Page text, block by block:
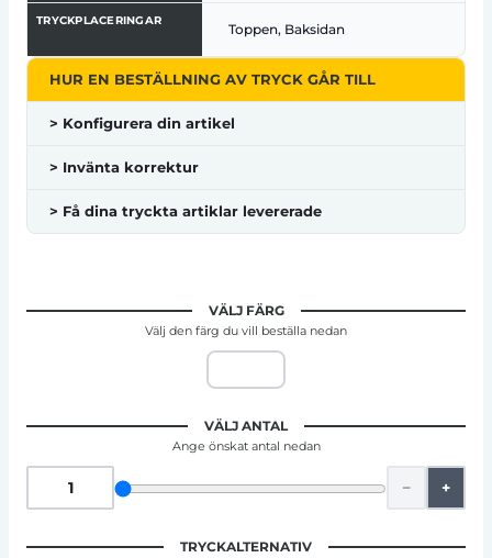
TRYCKPLACERINGAR
Toppen, Baksidan
HUR EN BESTÄLLNING AV TRYCK GÅR TILL
> Konfigurera din artikel
> Invänta korrektur
> Få dina tryckta artiklar levererade
VÄLJ FÄRG
Välj den färg du vill beställa nedan
VÄLJ ANTAL
Ange önskat antal nedan
− +
TRYCKALTERNATIV